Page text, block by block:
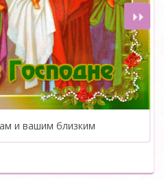
и вашим близким